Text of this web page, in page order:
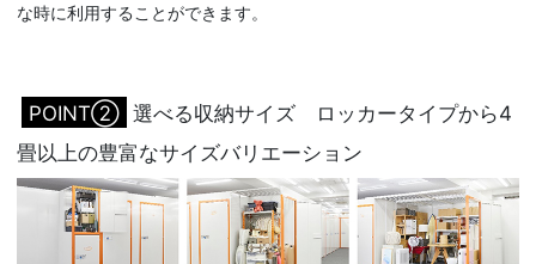
な時に利用することができます。
POINT② 選べる収納サイズ ロッカータイプから4
畳以上の豊富なサイズバリエーション